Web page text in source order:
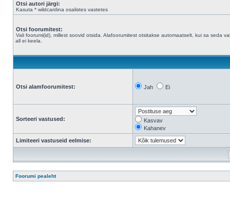
Otsi autori järgi:
Kasuta * wildcardina osalistes vastetes
Otsi foorumitest:
Vali foorumi(id), millest soovid otsida. Alafoorumitest otsitakse automaatselt, kui sa seda
all ei keela.
Otsi alamfoorumitest: Jah Ei
Sorteeri vastused:
Kasvav
Kahanev
Limiteeri vastuseid eelmise:
Foorumi pealeht